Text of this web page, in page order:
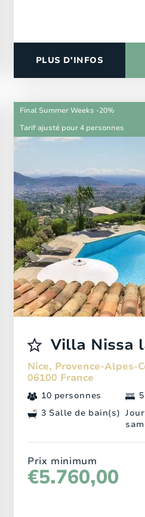
PLUS D'INFOS
Final Summer Weeks -20%
Tarif ajusté pour 4 personnes
Villa Nissa
Nice, Provence-Alpes-
06100 France
10 personnes
3 Salle de bain(s)
Prix minimum
€5.760,00